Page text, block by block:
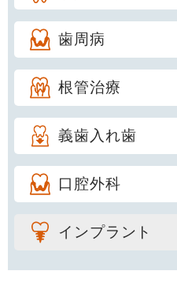
歯周病
根管治療
義歯入れ歯
口腔外科
インプラント